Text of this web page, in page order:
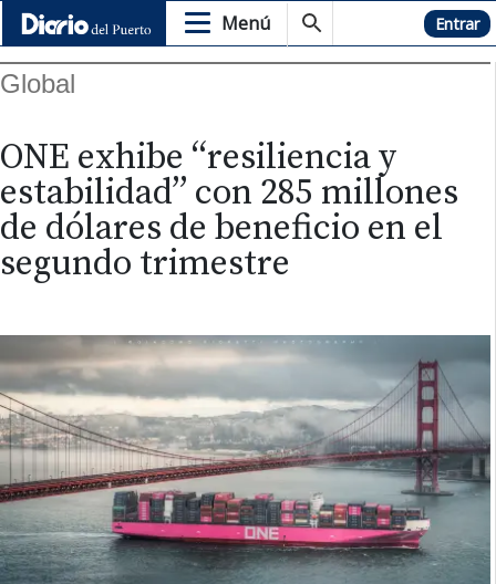
Menú Hemeroteca Entrar
Global
ONE exhibe “resiliencia y
estabilidad” con 285 millones
de dólares de beneficio en el
segundo trimestre